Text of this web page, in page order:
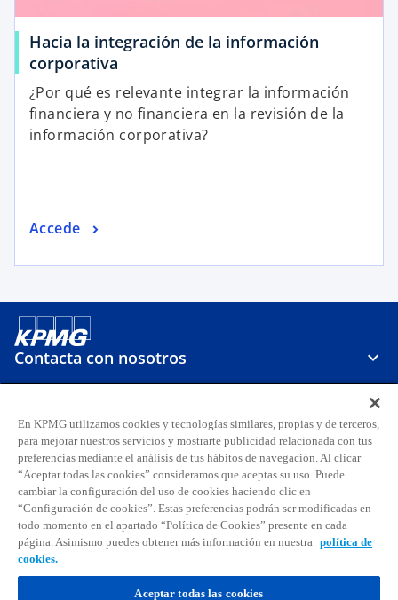
Hacia la integración de la información
corporativa
¿Por qué es relevante integrar la información
financiera y no financiera en la revisión de la
información corporativa?
Accede
Contacta con nosotros
Sobre KPMG
Carreras
s
e
b
s
e
b
s
e
b
s
e
b
s
e
b
s
e
a
b
Aviso legal Privacidad Política de cookies
© 2026 KPMG, S.A., sociedad anónima española y firma miembro de la
En KPMG utilizamos cookies y tecnologías similares, propias y de terceros,
para mejorar nuestros servicios y mostrarte publicidad relacionada con tus
preferencias mediante el análisis de tus hábitos de navegación. Al clicar
“Aceptar todas las cookies” consideramos que aceptas su uso. Puede
cambiar la configuración del uso de cookies haciendo clic en
“Configuración de cookies”. Estas preferencias podrán ser modificadas en
todo momento en el apartado “Política de Cookies” presente en cada
página. Asimismo puedes obtener más información en nuestra política de
cookies.
Aceptar todas las cookies